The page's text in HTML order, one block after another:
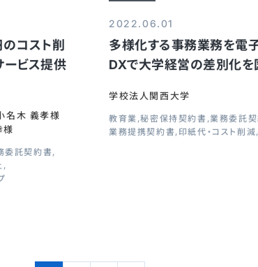
コスト削
ービス提供
名木 義孝様
様
委託契約書
2022.06.01
多様化する事務業務を電
DXで大学経営の差別化を
学校法人関西大学
教育業 秘密保持契約書 業務委託
業務提携契約書 印紙代・コスト削減